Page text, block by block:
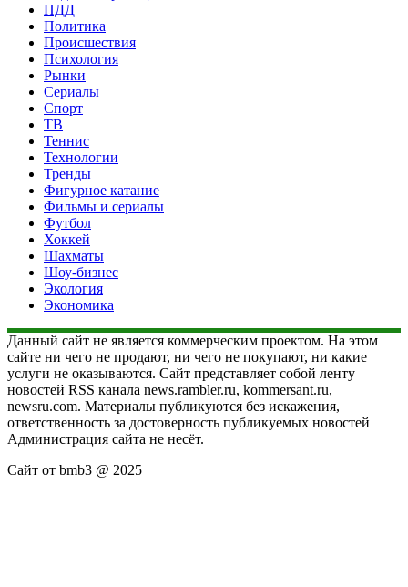
ПДД
Политика
Происшествия
Психология
Рынки
Сериалы
Спорт
ТВ
Теннис
Технологии
Тренды
Фигурное катание
Фильмы и сериалы
Футбол
Хоккей
Шахматы
Шоу-бизнес
Экология
Экономика
Данный сайт не является коммерческим проектом. На этом
сайте ни чего не продают, ни чего не покупают, ни какие
услуги не оказываются. Сайт представляет собой ленту
новостей RSS канала news.rambler.ru, kommersant.ru,
newsru.com. Материалы публикуются без искажения,
ответственность за достоверность публикуемых новостей
Администрация сайта не несёт.
Сайт от bmb3 @ 2025